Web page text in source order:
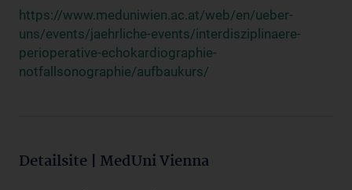
https://www.meduniwien.ac.at/web/en/ueber-
uns/events/jaehrliche-events/interdisziplinaere-
perioperative-echokardiographie-
notfallsonographie/aufbaukurs/
Detailsite | MedUni Vienna